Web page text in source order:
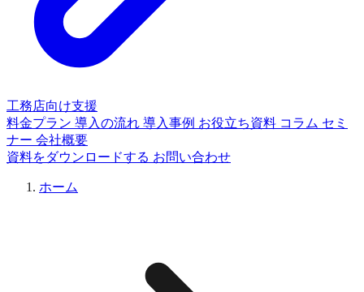
工務店向け支援
料金プラン 導入の流れ 導入事例 お役立ち資料 コラム セミ
ナー 会社概要
資料をダウンロードする お問い合わせ
ホーム